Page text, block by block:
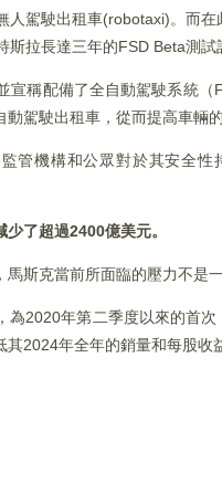
駕駛出租車(robotaxi)。而
拉長達三年的FSD Beta測試
稱配備了全自動駕駛系統
駕駛出租車，從而提高車輛
管機構和公眾對於其安全
少了超過2400億美元。
斯克當前所面臨的壓力不是一
2020年第二季度以來的首
2024年全年的銷量和每股收